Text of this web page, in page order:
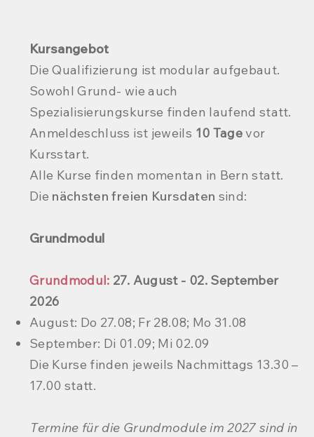
Kursangebot
Die Qualifizierung ist modular aufgebaut.
Sowohl Grund- wie auch
Spezialisierungskurse finden laufend statt.
Anmeldeschluss ist jeweils 10 Tagevor
Kursstart.
Alle Kurse finden momentan in Bern statt.
Die nächsten freien Kursdaten sind:
Grundmodul
Grundmodul: 27. August - 02. September
2026
August: Do 27.08; Fr 28.08; Mo 31.08
September: Di 01.09; Mi 02.09
Die Kurse finden jeweils Nachmittags 13.30 –
17.00 statt.
Termine für die Grundmodule im 2027 sind in